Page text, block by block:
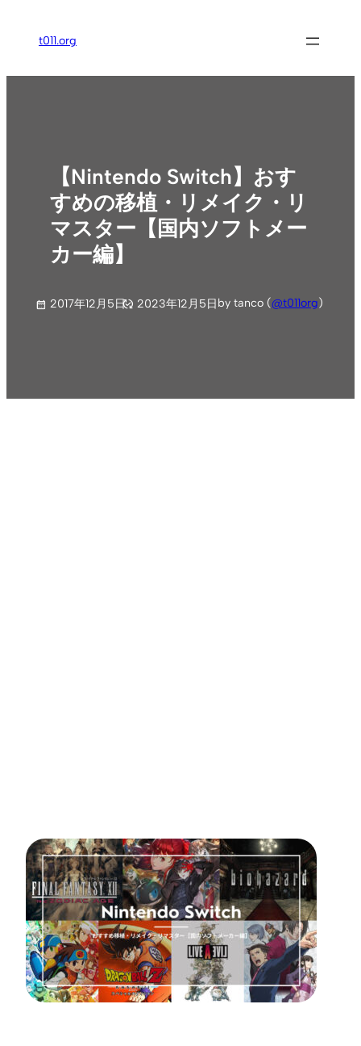
ス
t011.org
【Nintendo Switch】おす
すめの移植・リメイク・リ
マスター【国内ソフトメー
カー編】
2017年12月5日 2023年12月5日by tanco (@t011org)